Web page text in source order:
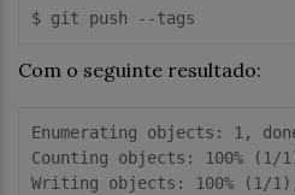
Com o seguinte resultado:
Enumerating objects: 1,
Counting objects: 100% (1/
Writing objects: 100% (1/